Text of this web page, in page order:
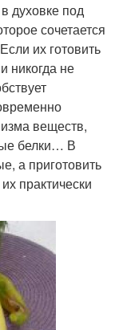
духовке под
сочетается
их готовить
никогда не
веществ,
белки… В
а приготовить
практически